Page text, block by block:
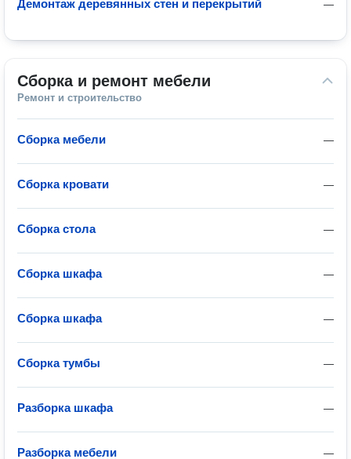
—
Демонтаж деревянных стен и перекрытий
Сборка и ремонт мебели
Ремонт и строительство
—
Сборка мебели
—
Сборка кровати
—
Сборка стола
—
Сборка шкафа
—
Сборка шкафа
—
Сборка тумбы
—
Разборка шкафа
—
Разборка мебели